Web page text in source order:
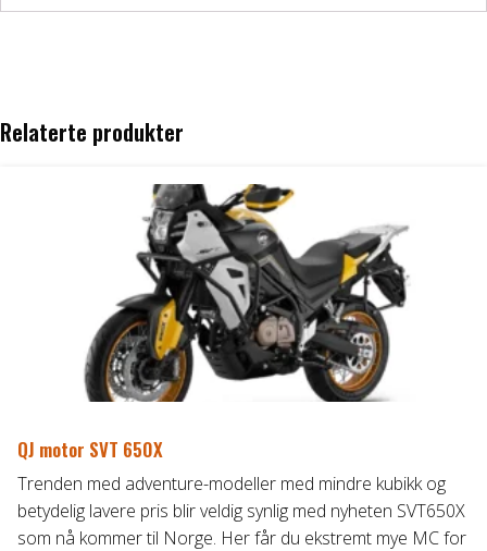
Relaterte produkter
QJ motor SVT 650X
Trenden med adventure-modeller med mindre kubikk og
betydelig lavere pris blir veldig synlig med nyheten SVT650X
som nå kommer til Norge. Her får du ekstremt mye MC for